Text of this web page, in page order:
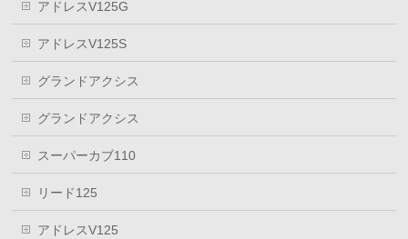
アドレスV125G
アドレスV125S
グランドアクシス
グランドアクシス
スーパーカブ110
リード125
アドレスV125